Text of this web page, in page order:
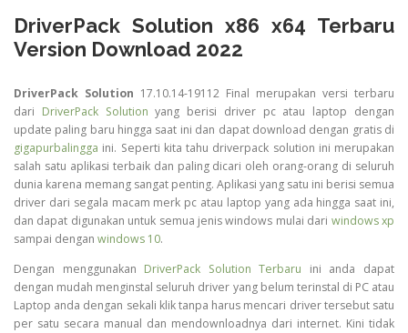
DriverPack Solution x86 x64 Terbaru
Version Download 2022
DriverPack Solution 17.10.14-19112 Final merupakan versi terbaru
dari DriverPack Solution yang berisi driver pc atau laptop dengan
update paling baru hingga saat ini dan dapat download dengan gratis di
gigapurbalingga ini. Seperti kita tahu driverpack solution ini merupakan
salah satu aplikasi terbaik dan paling dicari oleh orang-orang di seluruh
dunia karena memang sangat penting. Aplikasi yang satu ini berisi semua
driver dari segala macam merk pc atau laptop yang ada hingga saat ini,
dan dapat digunakan untuk semua jenis windows mulai dari windows xp
sampai dengan windows 10.
Dengan menggunakan DriverPack Solution Terbaru ini anda dapat
dengan mudah menginstal seluruh driver yang belum terinstal di PC atau
Laptop anda dengan sekali klik tanpa harus mencari driver tersebut satu
per satu secara manual dan mendownloadnya dari internet. Kini tidak